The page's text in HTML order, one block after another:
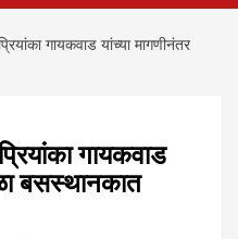
गायकवाड यांच्या मागणीनंतर
गायकवाड
बसस्थानकात